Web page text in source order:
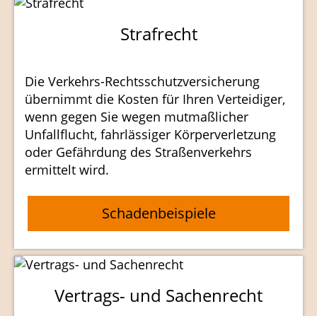
Strafrecht
Die Verkehrs-Rechtsschutzversicherung
übernimmt die Kosten für Ihren Verteidiger,
wenn gegen Sie wegen mutmaßlicher
Unfallflucht, fahrlässiger Körperverletzung
oder Gefährdung des Straßenverkehrs
ermittelt wird.
Schadenbeispiele
Vertrags- und Sachenrecht